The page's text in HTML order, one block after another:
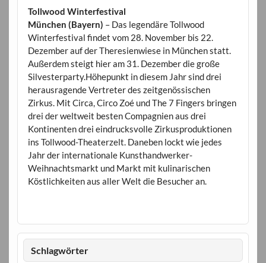
Tollwood Winterfestival
München (Bayern) – Das legendäre Tollwood
Winterfestival findet vom 28. November bis 22.
Dezember auf der Theresienwiese in München statt.
Außerdem steigt hier am 31. Dezember die große
Silvesterparty.Höhepunkt in diesem Jahr sind drei
herausragende Vertreter des zeitgenössischen
Zirkus. Mit Circa, Circo Zoé und The 7 Fingers bringen
drei der weltweit besten Compagnien aus drei
Kontinenten drei eindrucksvolle Zirkusproduktionen
ins Tollwood-Theaterzelt. Daneben lockt wie jedes
Jahr der internationale Kunsthandwerker-
Weihnachtsmarkt und Markt mit kulinarischen
Köstlichkeiten aus aller Welt die Besucher an.
Schlagwörter